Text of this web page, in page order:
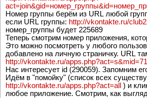
Номер группы берём из URL любой
если URL группы: http://vkontakte.ru/
номер_группы будет 225689
Теперь смотрим номер приложения,
Это можно посмотреть у любого
добавлено на личную страничку. URL
http://vkontakte.ru/
Нас интересует id (290059). Запомним
Идём в "помойку" (список всех
http://vkontakte.ru/apps.php?act=all ) и
любое приложение. Смотрим, как